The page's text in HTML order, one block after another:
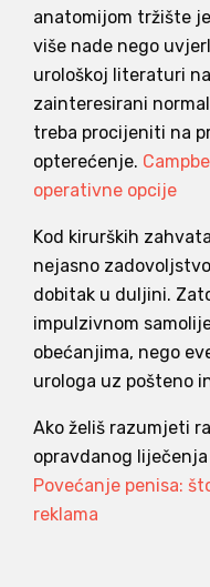
anatomijom tržište
više nade nego
urološkoj literaturi
zainteresirani
treba procijeniti na
opterećenje.
operativne opcije
Kod kirurških
nejasno
dobitak u duljini.
impulzivnom
obećanjima, nego
urologa uz pošteno
Ako želiš razumjeti
opravdanog
Povećanje penisa:
reklama